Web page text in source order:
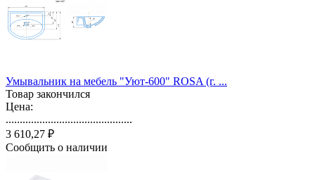
Умывальник на мебель "Уют-600" ROSA (г. ...
Товар закончился
Цена:
.............................................
3 610,27 ₽
Сообщить о наличии